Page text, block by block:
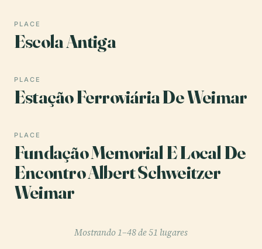
PLACE
Escola Antiga
PLACE
Estação Ferroviária De Weimar
PLACE
Fundação Memorial E Local De
Encontro Albert Schweitzer
Weimar
Mostrando 1–48 de 51 lugares